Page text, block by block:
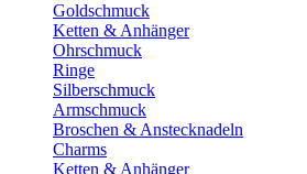
Goldschmuck
Ketten & Anhänger
Ohrschmuck
Ringe
Silberschmuck
Armschmuck
Broschen & Anstecknadeln
Charms
Ketten & Anhänger